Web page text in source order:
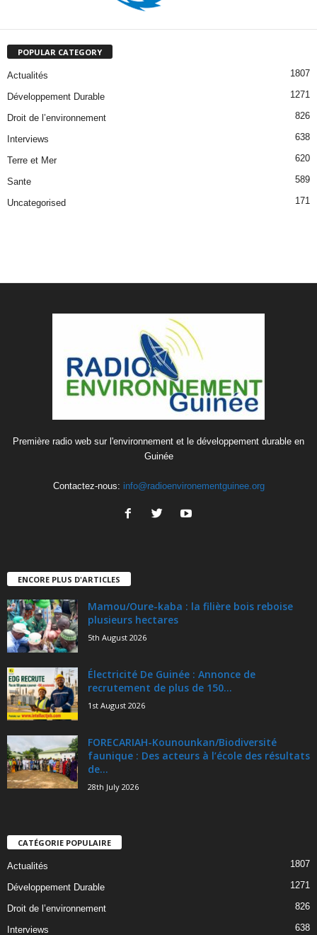
POPULAR CATEGORY
Actualités 1807
Développement Durable 1271
Droit de l’environnement 826
Interviews 638
Terre et Mer 620
Sante 589
Uncategorised 171
Première radio web sur l'environnement et le développement durable en
Guinée
Contactez-nous: info@radioenvironementguinee.org
ENCORE PLUS D'ARTICLES
Mamou/Oure-kaba : la filière bois reboise
plusieurs hectares
5th August 2026
Électricité De Guinée : Annonce de
recrutement de plus de 150...
1st August 2026
FORECARIAH-Kounounkan/Biodiversité
faunique : Des acteurs à l’école des résultats
de...
28th July 2026
CATÉGORIE POPULAIRE
Actualités 1807
Développement Durable 1271
Droit de l’environnement 826
Interviews 638